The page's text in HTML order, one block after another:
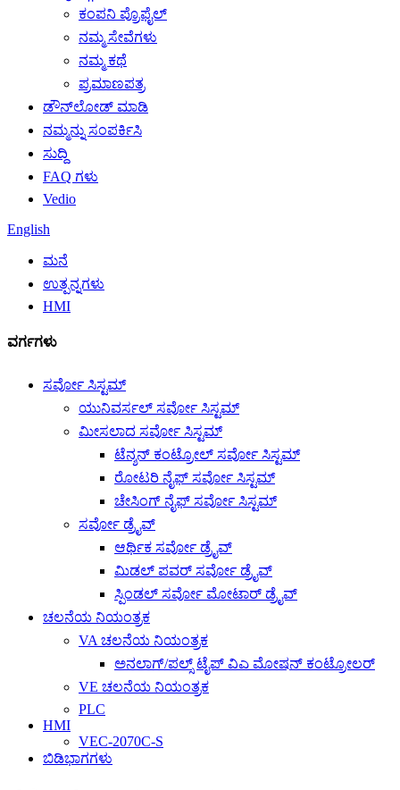
ಕಂಪನಿ ಪ್ರೊಫೈಲ್
ನಮ್ಮ ಸೇವೆಗಳು
ನಮ್ಮ ಕಥೆ
ಪ್ರಮಾಣಪತ್ರ
ಡೌನ್‌ಲೋಡ್ ಮಾಡಿ
ನಮ್ಮನ್ನು ಸಂಪರ್ಕಿಸಿ
ಸುದ್ದಿ
FAQ ಗಳು
Vedio
English
ಮನೆ
ಉತ್ಪನ್ನಗಳು
HMI
ವರ್ಗಗಳು
ಸರ್ವೋ ಸಿಸ್ಟಮ್
ಯುನಿವರ್ಸಲ್ ಸರ್ವೋ ಸಿಸ್ಟಮ್
ಮೀಸಲಾದ ಸರ್ವೋ ಸಿಸ್ಟಮ್
ಟೆನ್ಶನ್ ಕಂಟ್ರೋಲ್ ಸರ್ವೋ ಸಿಸ್ಟಮ್
ರೋಟರಿ ನೈಫ್ ಸರ್ವೋ ಸಿಸ್ಟಮ್
ಚೇಸಿಂಗ್ ನೈಫ್ ಸರ್ವೋ ಸಿಸ್ಟಮ್
ಸರ್ವೋ ಡ್ರೈವ್
ಆರ್ಥಿಕ ಸರ್ವೋ ಡ್ರೈವ್
ಮಿಡಲ್ ಪವರ್ ಸರ್ವೋ ಡ್ರೈವ್
ಸ್ಪಿಂಡಲ್ ಸರ್ವೋ ಮೋಟಾರ್ ಡ್ರೈವ್
ಚಲನೆಯ ನಿಯಂತ್ರಕ
VA ಚಲನೆಯ ನಿಯಂತ್ರಕ
ಅನಲಾಗ್/ಪಲ್ಸ್ ಟೈಪ್ ವಿಎ ಮೋಷನ್ ಕಂಟ್ರೋಲರ್
VE ಚಲನೆಯ ನಿಯಂತ್ರಕ
PLC
HMI
VEC-2070C-S
ಬಿಡಿಭಾಗಗಳು